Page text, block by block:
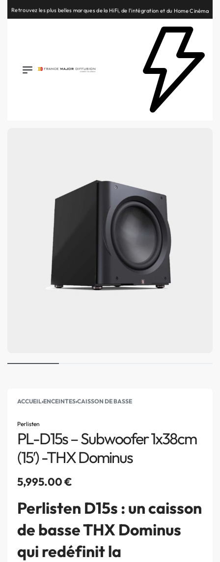
Retrouvez les plus belles marques de la HiFi, de l’intégration et du Home Cinéma
ACCUEIL›ENCEINTES›CAISSON DE BASSE
Perlisten
PL-D15s – Subwoofer 1x38cm
(15′) -THX Dominus
5,995.00€
Perlisten D15s : un caisson
de basse THX Dominus
qui redéfinit la